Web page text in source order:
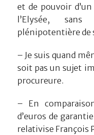
et de pouvoir
l’Elysée,
plénipotentière de
– Je suis quand
soit pas un sujet
procureure.
– En
d’euros de
relativise François